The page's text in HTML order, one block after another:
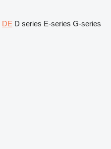
DE D series E-series G-series